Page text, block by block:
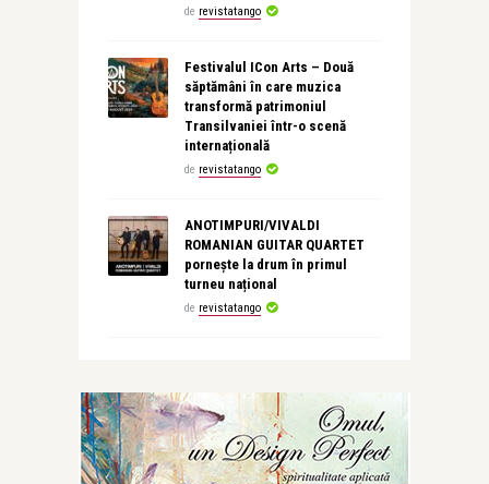
de revistatango
Festivalul ICon Arts – Două
săptămâni în care muzica
transformă patrimoniul
Transilvaniei într-o scenă
internațională
de revistatango
ANOTIMPURI/VIVALDI
ROMANIAN GUITAR QUARTET
pornește la drum în primul
turneu național
de revistatango